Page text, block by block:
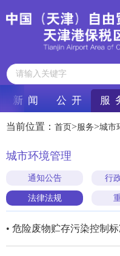
新 闻 公 开 服
当前位置： 首页>服务>城市
城市环境管理
通知公告 行
法律法规
• 危险废物贮存污染控制